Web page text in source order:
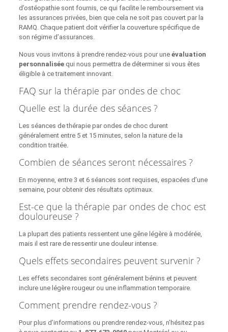
d’ostéopathie sont fournis, ce qui facilite le remboursement via
les assurances privées, bien que cela ne soit pas couvert par la
RAMQ. Chaque patient doit vérifier la couverture spécifique de
son régime d’assurances.
Nous vous invitons à prendre rendez-vous pour une évaluation
personnaliséequi nous permettra de déterminer si vous êtes
éligible à ce traitement innovant.
FAQ sur la thérapie par ondes de choc
Quelle est la durée des séances ?
Les séances de thérapie par ondes de choc durent
généralement entre 5 et 15 minutes, selon la nature de la
condition traitée.
Combien de séances seront nécessaires ?
En moyenne, entre 3 et 6 séances sont requises, espacées d’une
semaine, pour obtenir des résultats optimaux.
Est-ce que la thérapie par ondes de choc est
douloureuse ?
La plupart des patients ressentent une gêne légère à modérée,
mais il est rare de ressentir une douleur intense.
Quels effets secondaires peuvent survenir ?
Les effets secondaires sont généralement bénins et peuvent
inclure une légère rougeur ou une inflammation temporaire.
Comment prendre rendez-vous ?
Pour plus d’informations ou prendre rendez-vous, n’hésitez pas